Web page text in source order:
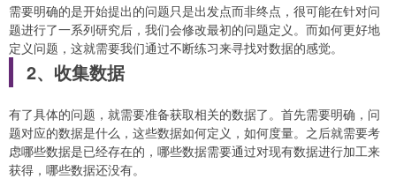
需要明确的是开始提出的问题只是出发点而非终点，很可能在针对问
题进行了一系列研究后，我们会修改最初的问题定义。而如何更好地
定义问题，这就需要我们通过不断练习来寻找对数据的感觉。
2、收集数据
有了具体的问题，就需要准备获取相关的数据了。首先需要明确，问
题对应的数据是什么，这些数据如何定义，如何度量。之后就需要考
虑哪些数据是已经存在的，哪些数据需要通过对现有数据进行加工来
获得，哪些数据还没有。